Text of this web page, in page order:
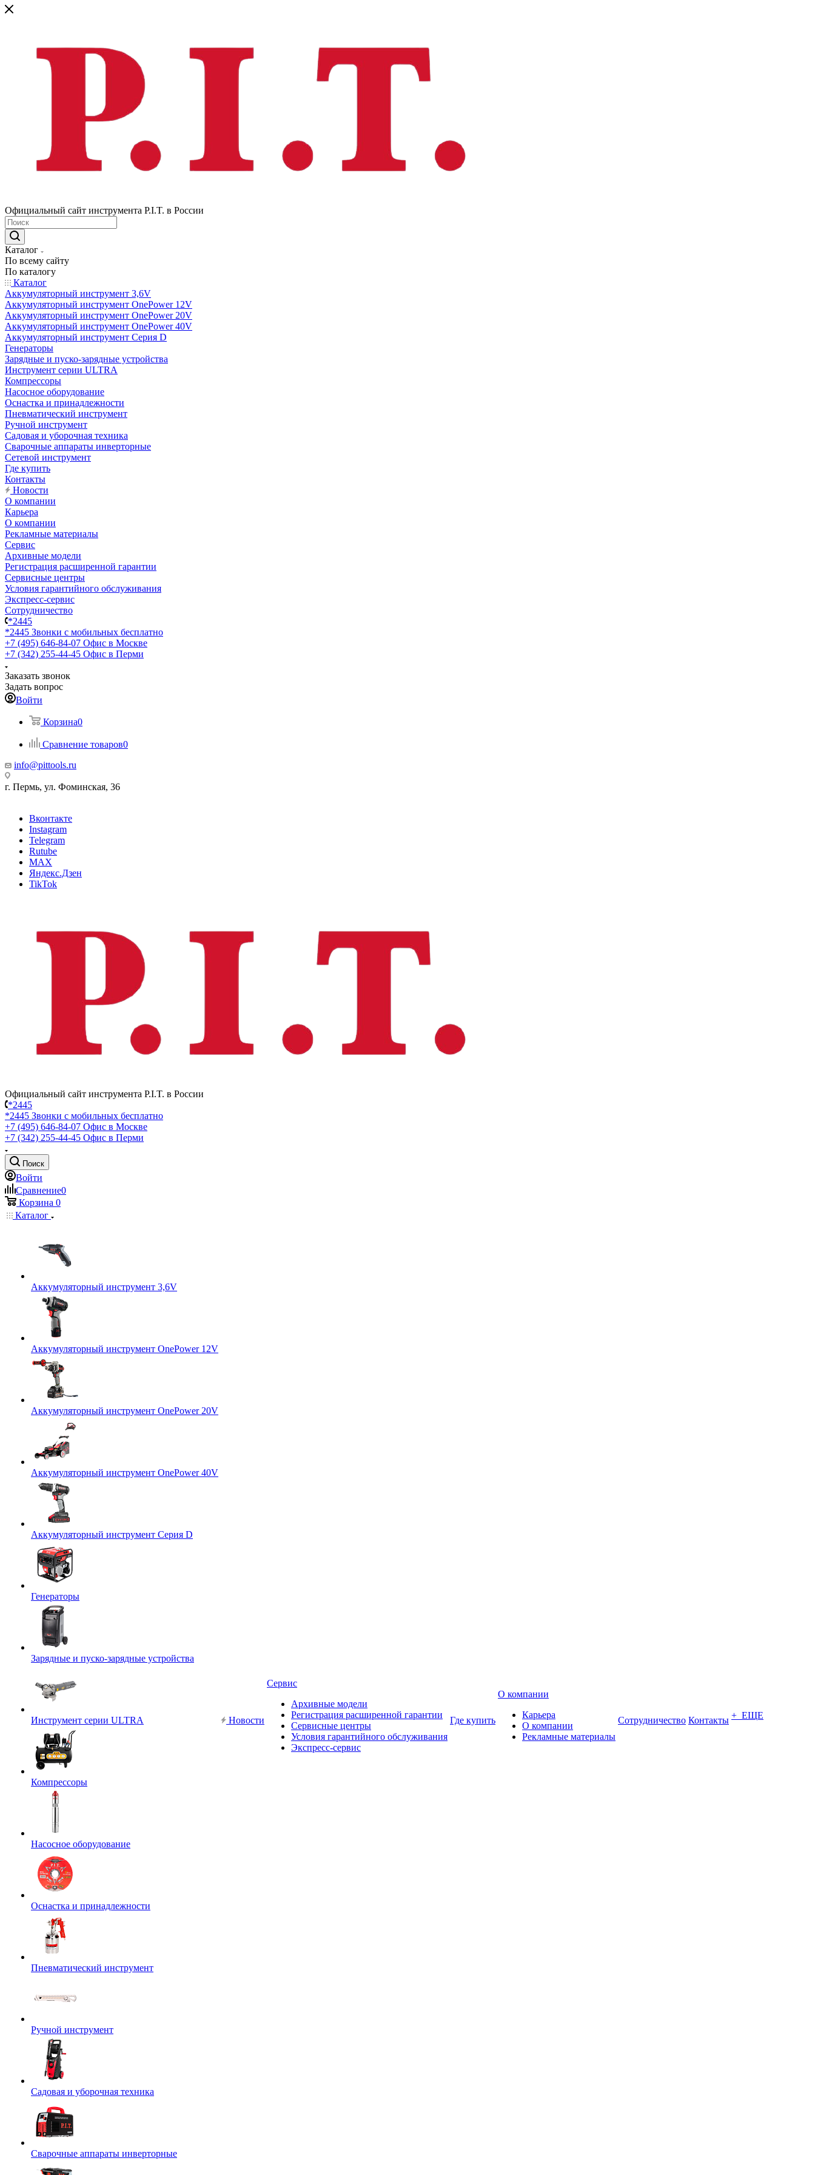
Официальный сайт инструмента P.I.T. в России
Каталог
По всему сайту
По каталогу
Каталог
Аккумуляторный инструмент 3,6V
Аккумуляторный инструмент OnePower 12V
Аккумуляторный инструмент OnePower 20V
Аккумуляторный инструмент OnePower 40V
Аккумуляторный инструмент Серия D
Генераторы
Зарядные и пуско-зарядные устройства
Инструмент серии ULTRA
Компрессоры
Насосное оборудование
Оснастка и принадлежности
Пневматический инструмент
Ручной инструмент
Садовая и уборочная техника
Сварочные аппараты инверторные
Сетевой инструмент
Где купить
Контакты
Новости
О компании
Карьера
О компании
Рекламные материалы
Сервис
Архивные модели
Регистрация расширенной гарантии
Сервисные центры
Условия гарантийного обслуживания
Экспресс-сервис
Сотрудничество
*2445
*2445 Звонки с мобильных бесплатно
+7 (495) 646-84-07 Офис в Москве
+7 (342) 255-44-45 Офис в Перми
Заказать звонок
Задать вопрос
Войти
Корзина0
Сравнение товаров0
info@pittools.ru
г. Пермь, ул. Фоминская, 36
Вконтакте
Instagram
Telegram
Rutube
MAX
Яндекс.Дзен
TikTok
Официальный сайт инструмента P.I.T. в России
*2445
*2445 Звонки с мобильных бесплатно
+7 (495) 646-84-07 Офис в Москве
+7 (342) 255-44-45 Офис в Перми
Поиск
Войти
Сравнение0
Корзина 0
Каталог
Аккумуляторный инструмент 3,6V
Аккумуляторный инструмент OnePower 12V
Аккумуляторный инструмент OnePower 20V
Аккумуляторный инструмент OnePower 40V
Аккумуляторный инструмент Серия D
Генераторы
Зарядные и пуско-зарядные устройства
Инструмент серии ULTRA
Компрессоры
Насосное оборудование
Оснастка и принадлежности
Пневматический инструмент
Ручной инструмент
Садовая и уборочная техника
Сварочные аппараты инверторные
Новости
Сервис
Архивные модели
Регистрация расширенной гарантии
Сервисные центры
Условия гарантийного обслуживания
Экспресс-сервис
Где купить
О компании
Карьера
О компании
Рекламные материалы
Сотрудничество Контакты + ЕЩЕ